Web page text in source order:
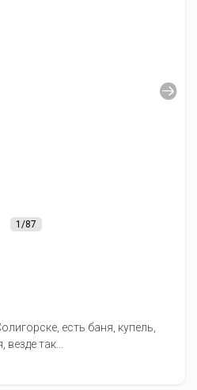
1/87
есть баня, купель,
так...